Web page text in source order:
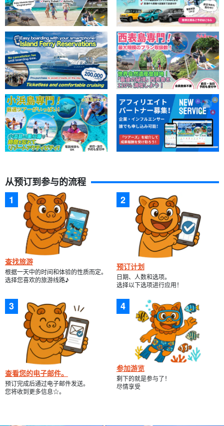
这种情感只有垂钓者才能体会！
仅限上午的航班"，"自己的鱼自己吃"。
油炸咕噜昆是冲绳的一道人气菜肴，但如果捕获的咕噜昆个头较
Gurukuns 是一种很快就会变质的鱼、只有新鲜捕获的鱼才能作为生
鱼片食用。只有垂钓者才能品尝到这道菜，因为酒馆里通常没有这
道菜。
*居酒屋需提前预约。
请在预订时提出申请。
只在晚上开放。时间和人数在预订时。
(例如：请从晚上 7 点起预订一家四人酒吧）。
从预订到参与的流程
查找旅游
根据一天中的时间和体验的性质而定。
选择您喜欢的旅游线路♪
预订计划
日期、人数和选项。
选择以下选项进行应用！
查看您的电子邮件。
预订完成后通过电子邮件发送。
您将收到更多信息☆。
参加游览
剩下的就是参与了！
尽情享受